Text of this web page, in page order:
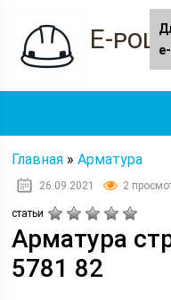
E-
Главная »Арматура
26.09.2021 2
статьи
Арматура
5781 82